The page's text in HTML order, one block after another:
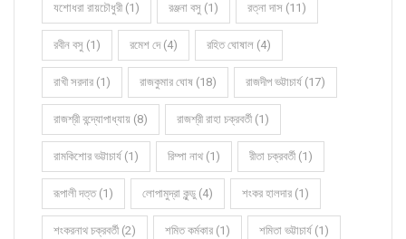
যশোধরা রায়চৌধুরী (1) রঞ্জনা বসু (1) রত্না দাস (11)
রবীন বসু (1) রমেশ দে (4) রহিত ঘোষাল (4)
রাখী সরদার (1) রাজকুমার ঘোষ (18) রাজদীপ ভট্টাচার্য (17)
রাজশ্রী বন্দ্যোপাধ্যায় (8) রাজশ্রী রাহা চক্রবর্তী (1)
রামকিশোর ভট্টাচার্য (1) রিম্পা নাথ (1) রীতা চক্রবর্তী (1)
রূপালী দত্ত (1) লোপামুদ্রা কুন্ডু (4) শংকর হালদার (1)
শংকরনাথ চক্রবর্তী (2) শমিত কর্মকার (1) শমিতা ভট্টাচার্য (1)